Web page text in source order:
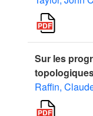
Sur les
Raffin,